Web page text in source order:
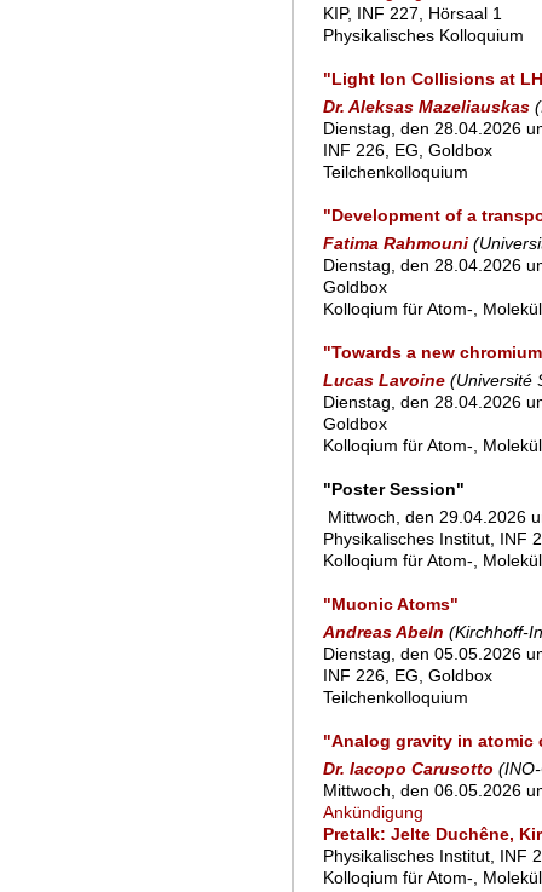
KIP, INF 227, Hörsaal 1
Physikalisches Kolloquium
"Light Ion Collisions at
Dr. Aleksas Mazeliauskas
Dienstag, den 28.04.2026
INF 226, EG, Goldbox
Teilchenkolloquium
"Development of a
Fatima Rahmouni
Dienstag, den 28.04.2026
Goldbox
Kolloqium für Atom-,
"Towards a new
Lucas Lavoine (Université
Dienstag, den 28.04.2026
Goldbox
Kolloqium für Atom-,
"Poster Session"
Mittwoch, den 29.04.2026
Physikalisches Institut, INF
Kolloqium für Atom-,
"Muonic Atoms"
Andreas Abeln (Kirchhoff-
Dienstag, den 05.05.2026
INF 226, EG, Goldbox
Teilchenkolloquium
"Analog gravity in
Dr. Iacopo Carusotto
Mittwoch, den 06.05.2026
Ankündigung
Pretalk: Jelte Duchêne,
Physikalisches Institut, INF
Kolloqium für Atom-,